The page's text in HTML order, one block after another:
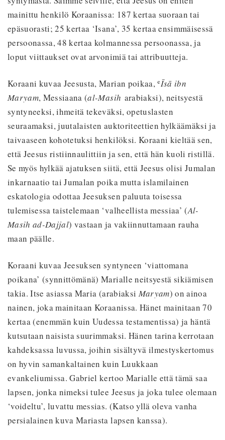
mainittu henkilö Koraanissa: 187 kertaa suoraan tai
epäsuorasti; 25 kertaa ‘Isana’, 35 kertaa ensimmäisessä
persoonassa, 48 kertaa kolmannessa persoonassa, ja
loput viittaukset ovat arvonimiä tai attribuutteja.
Koraani kuvaa Jeesusta, Marian poikaa, ʿĪsā ibn
Maryam, Messiaana (al-Masih arabiaksi), neitsyestä
syntyneeksi, ihmeitä tekeväksi, opetuslasten
seuraamaksi, juutalaisten auktoriteettien hylkäämäksi ja
taivaaseen kohotetuksi henkilöksi. Koraani kieltää sen,
että Jeesus ristiinnaulittiin ja sen, että hän kuoli ristillä.
Se myös hylkää ajatuksen siitä, että Jeesus olisi Jumalan
inkarnaatio tai Jumalan poika mutta islamilainen
eskatologia odottaa Jeesuksen paluuta toisessa
tulemisessa taistelemaan ‘valheellista messiaa’ (Al-
Masih ad-Dajjal) vastaan ja vakiinnuttamaan rauha
maan päälle.
Koraani kuvaa Jeesuksen syntyneen ‘viattomana
poikana’ (synnittömänä) Marialle neitsyestä sikiämisen
takia. Itse asiassa Maria (arabiaksi Maryam) on ainoa
nainen, joka mainitaan Koraanissa. Hänet mainitaan 70
kertaa (enemmän kuin Uudessa testamentissa) ja häntä
kutsutaan naisista suurimmaksi. Hänen tarina kerrotaan
kahdeksassa luvussa, joihin sisältyvä ilmestyskertomus
on hyvin samankaltainen kuin Luukkaan
evankeliumissa. Gabriel kertoo Marialle että tämä saa
lapsen, jonka nimeksi tulee Jeesus ja joka tulee olemaan
‘voideltu’, luvattu messias. (Katso yllä oleva vanha
persialainen kuva Mariasta lapsen kanssa).